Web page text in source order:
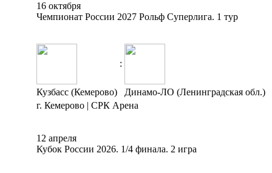
16 октября
Чемпионат России 2027 Рольф Суперлига. 1 тур
:
Кузбасс (Кемерово)
Динамо-ЛО (Ленинградская обл.)
г. Кемерово | СРК Арена
12 апреля
Кубок России 2026. 1/4 финала. 2 игра